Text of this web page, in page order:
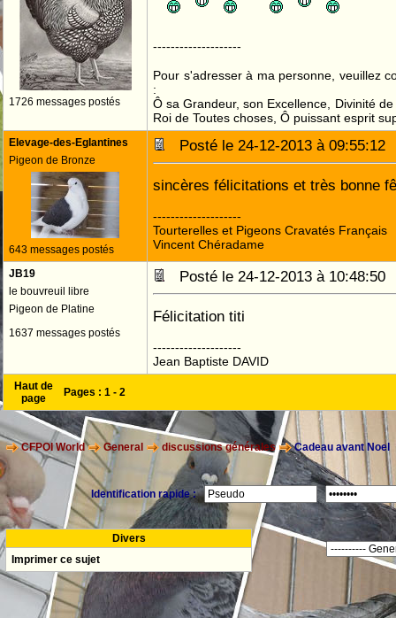
1726 messages postés
--------------------
Pour s'adresser à ma personne, veuillez
:
Ô sa Grandeur, son Excellence, Divinité
Roi de Toutes choses, Ô puissant esprit
Elevage-des-Eglantines
Pigeon de Bronze
643 messages postés
Posté le 24-12-2013 à
sincères félicitations et très bonne
--------------------
Tourterelles et Pigeons Cravatés Français
Vincent Chéradame
JB19
le bouvreuil libre
Pigeon de Platine
1637 messages postés
Posté le 24-12-2013 à
Félicitation titi
--------------------
Jean Baptiste DAVID
Haut de
page
Pages : 1 - 2
CFPOI World General discussions générales Cadeau avant Noel
Identification rapide :
Divers
Imprimer ce sujet